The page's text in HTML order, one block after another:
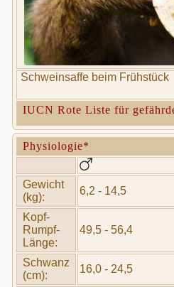
Schweinsaffe beim Frühstück
IUCN Rote Liste für
Physiologie*
Gewicht
(kg):
6,2 - 14,5
Kopf-
Rumpf-
Länge:
49,5 - 56,4
Schwanz
(cm):
16,0 - 24,5